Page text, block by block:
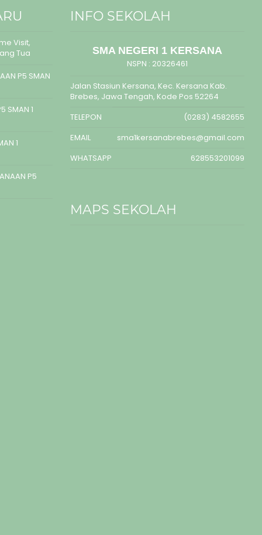
Visit,
Tua
P5 SMAN
SMAN 1
1
P5
INFO SEKOLAH
SMA NEGERI 1 KERSANA
NSPN : 20326461
Jalan Stasiun Kersana, Kec. Kersana Kab.
Brebes, Jawa Tengah, Kode Pos 52264
TELEPON
(0283) 4582655
EMAIL
sma1kersanabrebes@gmail.com
WHATSAPP
628553201099
MAPS SEKOLAH